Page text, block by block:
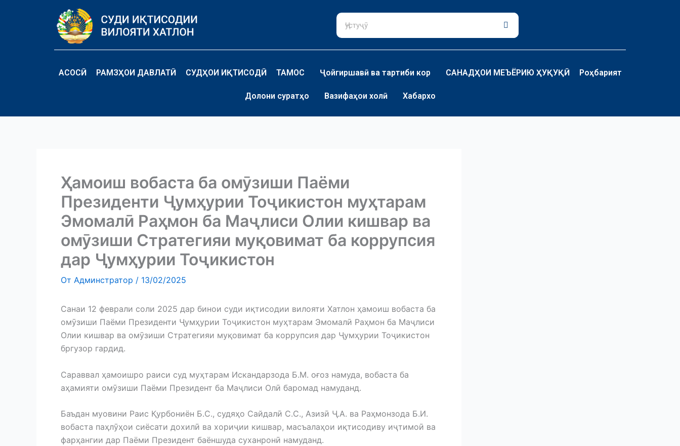
Поиск
АСОСӢ РАМЗҲОИ ДАВЛАТӢ СУДҲОИ ИҚТИСОДӢ ТАМОС Ҷойгиршавӣ ва тартиби кор САНАДҲОИ МЕЪЁРИЮ ҲУҚУҚӢ Роҳбарият
Долони суратҳо Вазифаҳои холӣ Хабархо
Ҳамоиш вобаста ба омӯзиши Паёми
Президенти Ҷумҳурии Тоҷикистон муҳтарам
Эмомалӣ Раҳмон ба Маҷлиси Олии кишвар ва
омӯзиши Стратегияи муқовимат ба коррупсия
дар Ҷумҳурии Тоҷикистон
От Админстратор / 13/02/2025
Санаи 12 феврали соли 2025 дар бинои суди иқтисодии вилояти Хатлон ҳамоиш вобаста ба
омӯзиши Паёми Президенти Ҷумҳурии Тоҷикистон муҳтарам Эмомалӣ Раҳмон ба Маҷлиси
Олии кишвар ва омӯзиши Стратегияи муқовимат ба коррупсия дар Ҷумҳурии Тоҷикистон
бргузор гардид.
Сараввал ҳамоишро раиси суд муҳтарам Искандарзода Б.М. оғоз намуда, вобаста ба
аҳамияти омӯзиши Паёми Президент ба Маҷлиси Олӣ баромад намуданд.
Баъдан муовини Раис Қурбониён Б.С., судяҳо Сайдалӣ С.С., Азизӣ Ҷ.А. ва Раҳмонзода Б.И.
вобаста паҳлӯҳои сиёсати дохилӣ ва хориҷии кишвар, масъалаҳои иқтисодиву иҷтимоӣ ва
фарҳангии дар Паёми Президент баёншуда суханронӣ намуданд.